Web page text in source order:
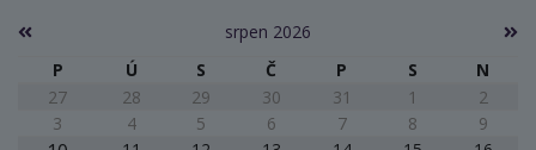
srpen 2026
P
Ú S Č P S
N
27
28 29 30 31 1
2
3
4 5 6 7 8 9